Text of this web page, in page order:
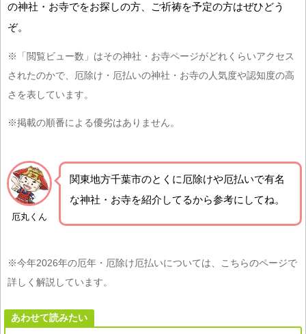
の神社・お寺でをお探しの方、ご祈祷を予定の方はぜひどう
ぞ。
※「閲覧ビュー数」はその神社・お寺ページがどれくらいアクセス
されたのかで、厄除け・厄払いの神社・お寺の人気度や認知度の高
さを表しています。
※掲載の順番による優劣はありません。
厄丸くん
関東地方千葉市のとくに厄除けや厄払いで有名
な神社・お寺を紹介 してるから参考にしてね。
※今年2026年の厄年・厄除け厄払いについては、こちらのページで
詳しく解説しています。
あわせて読みたい